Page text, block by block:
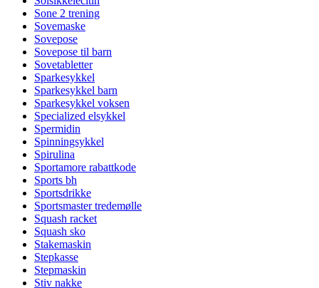
Sone 2 trening
Sovemaske
Sovepose
Sovepose til barn
Sovetabletter
Sparkesykkel
Sparkesykkel barn
Sparkesykkel voksen
Specialized elsykkel
Spermidin
Spinningsykkel
Spirulina
Sportamore rabattkode
Sports bh
Sportsdrikke
Sportsmaster tredemølle
Squash racket
Squash sko
Stakemaskin
Stepkasse
Stepmaskin
Stiv nakke